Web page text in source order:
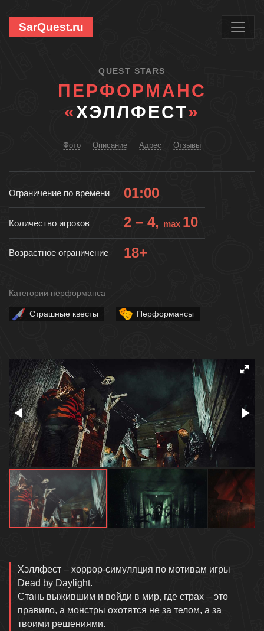
SarQuest.ru
QUEST STARS
ПЕРФОРМАНС
«ХЭЛЛФЕСТ»
Фото Описание Адрес Отзывы
Ограничение по времени 01:00
Количество игроков 2 – 4, max 10
Возрастное ограничение 18+
Категории перформанса
Страшные квесты Перформансы
Описание
Хэллфест – хоррор-симуляция по мотивам игры
Dead by Daylight.
Стань выжившим и войди в мир, где страх – это
правило, а монстры охотятся не за телом, а за
твоими решениями.